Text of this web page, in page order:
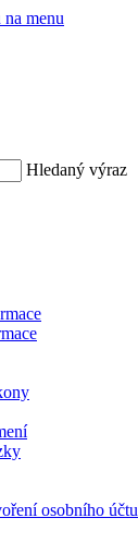
menu
Hledaný výraz
osobního účtu